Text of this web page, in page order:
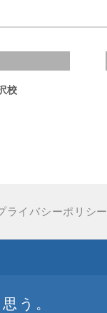
校
ライバシーポリシー
う。